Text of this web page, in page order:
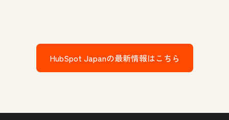
HubSpot Japanの最新情報はこちら